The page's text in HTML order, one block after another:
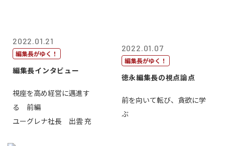
2022.01.21
編集長がゆく！
編集長インタビュー
視座を高め経営に邁進す
る 前編
ユーグレナ社長 出雲 充
2022.01.07
編集長がゆく！
徳永編集長の視点論点
前を向いて転び、貪欲に学
ぶ